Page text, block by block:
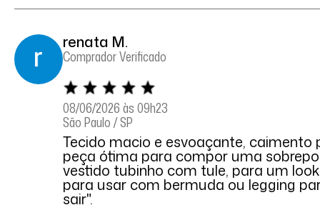
renata M.
Comprador Verificado
08/06/2026 às 09h23
São Paulo / SP
Tecido macio e esvoaçante, caimento
peça ótima para compor uma
vestido tubinho com tule, para um
para usar com bermuda ou legging
sair".